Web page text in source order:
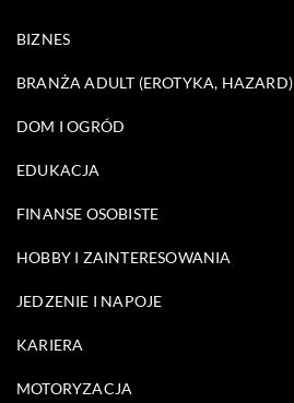
BIZNES
BRANŻA ADULT (EROTYKA, HAZARD)
DOM I OGRÓD
EDUKACJA
FINANSE OSOBISTE
HOBBY I ZAINTERESOWANIA
JEDZENIE I NAPOJE
KARIERA
MOTORYZACJA